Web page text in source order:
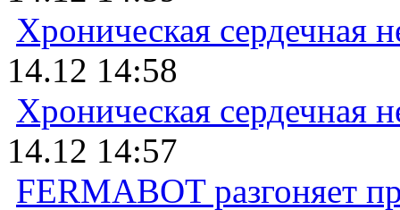
Хроническая сердечная
14.12 14:58
Хроническая сердечная
14.12 14:57
FERMABOT разгоняет